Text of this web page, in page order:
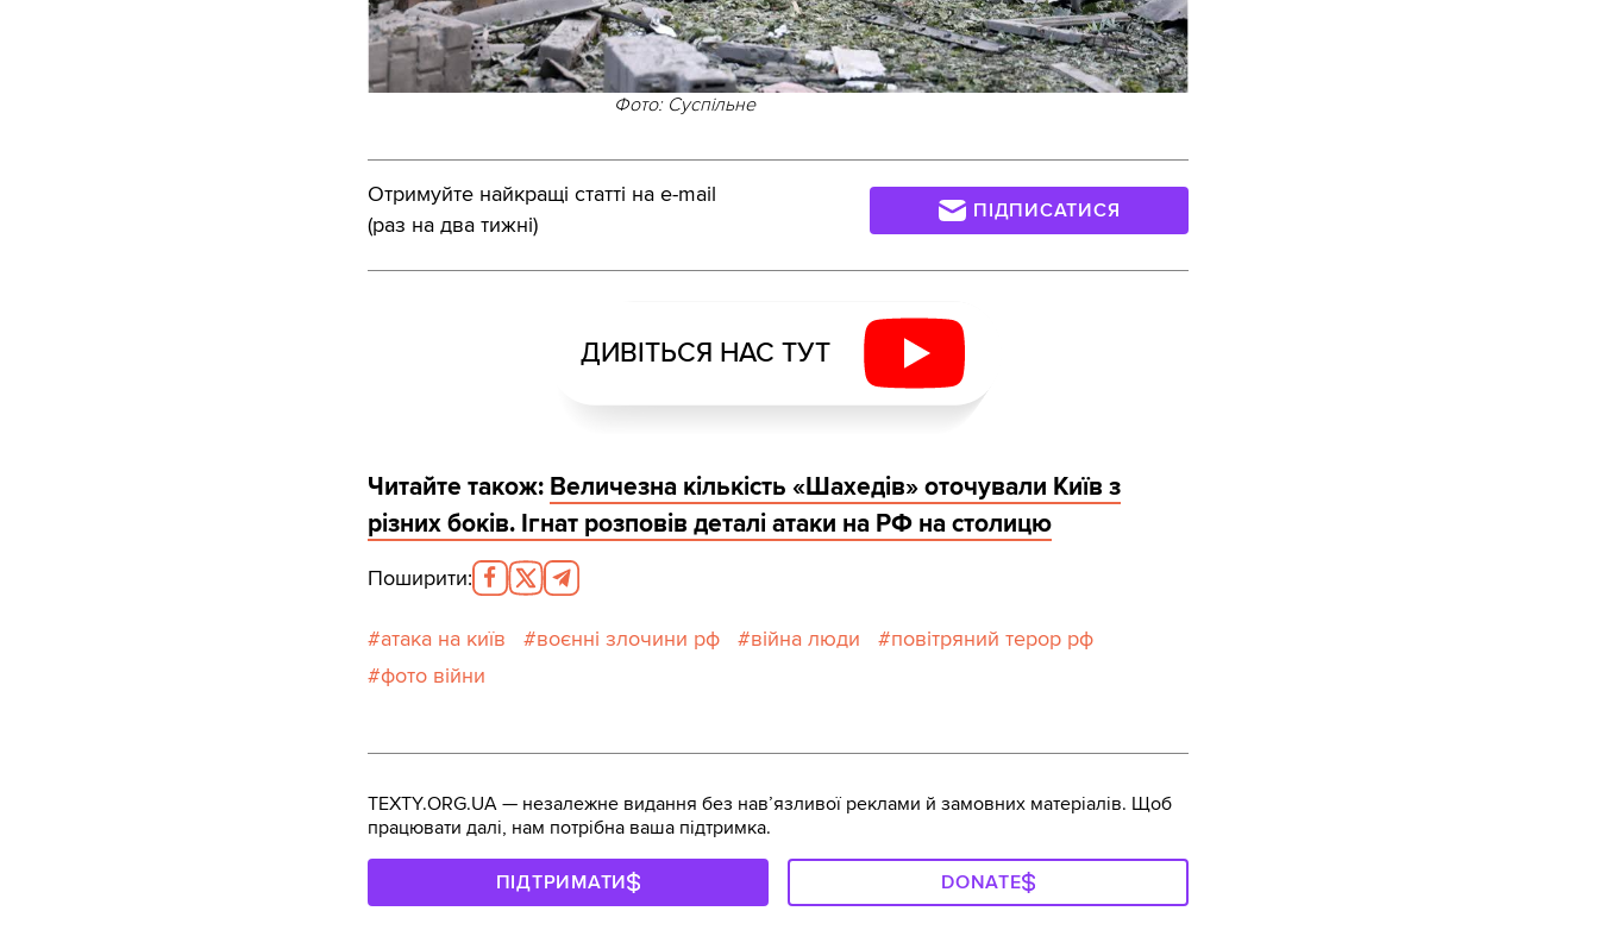
Фото: Суспільне
Отримуйте найкращі статті на e-mail
(раз на два тижні)
ПІДПИСАТИСЯ
ДИВІТЬСЯ НАС ТУТ
Читайте також: Величезна кількість «Шахедів» оточували Київ з
різних боків. Ігнат розповів деталі атаки на РФ на столицю
Поширити:
атака на київ воєнні злочини рф війна люди
повітряний терор рф
фото війни
TEXTY.ORG.UA — незалежне видання без навʼязливої реклами й замовних матеріалів. Щоб
працювати далі, нам потрібна ваша підтримка.
ПІДТРИМАТИ DONATE